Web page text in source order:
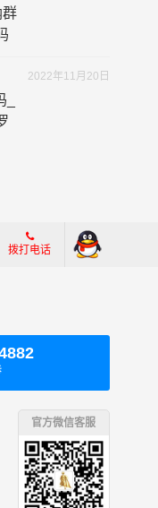
群
2022年11月20日
拨打电话
官方微信客服